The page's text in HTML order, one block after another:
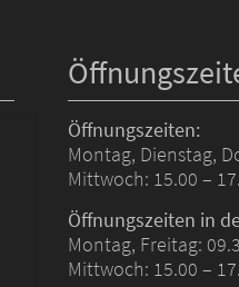
Öffnungszeiten:
Montag, Dienstag,
Mittwoch: 15.00 –
Öffnungszeiten in
Montag, Freitag:
Mittwoch: 15.00 –